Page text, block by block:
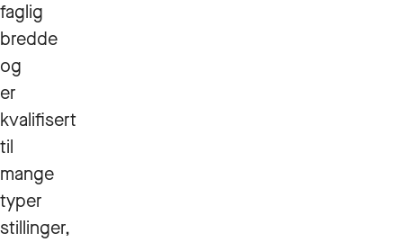
faglig
bredde
og
er
kvalifisert
til
mange
typer
stillinger,